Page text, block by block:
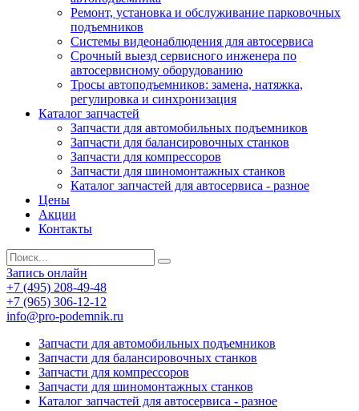
Ремонт, установка и обслуживание парковочных
подъемников
Системы видеонаблюдения для автосервиса
Срочный выезд сервисного инженера по
автосервисному оборудованию
Тросы автоподъемников: замена, натяжка,
регулировка и синхронизация
Каталог запчастей
Запчасти для автомобильных подъемников
Запчасти для балансировочных станков
Запчасти для компрессоров
Запчасти для шиномонтажных станков
Каталог запчастей для автосервиса - разное
Цены
Акции
Контакты
Запись онлайн
+7 (495) 208-49-48
+7 (965) 306-12-12
info@pro-podemnik.ru
Запчасти для автомобильных подъемников
Запчасти для балансировочных станков
Запчасти для компрессоров
Запчасти для шиномонтажных станков
Каталог запчастей для автосервиса - разное